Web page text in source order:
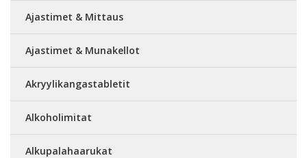
Ajastimet & Mittaus
Ajastimet & Munakellot
Akryylikangastabletit
Alkoholimitat
Alkupalahaarukat